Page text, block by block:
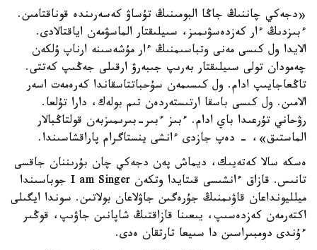
«دجەكي چاننىڭ جاڭا البومىنىڭ تۇساۋ كەسەرىندە قوناقتامىن.
ءبىزدىڭ ءار كەزدەسۋىمىز، سىيلىقتار الماسۋمەن اياقتالادى.
الايدا ول كىسى مەنى وتباسىمنىڭ ءار مۇشەسىنە ارناپ ۇلكەن
چەمودان تولى سىيلىقتار بەرىپ جىبەرۋ ارقىلى جەڭىپ كەتتى.
تاڭعاجايىپ ادام. ول كىسىمەن سۇحباتتاسقاندا كەرەمەت اسەر
الامىن. ول كىسى باسقا ارتىستەردەن تىم بولەك، دارا تۇلعا.
رۋحاني تۇرعىدا باي ادام. ءبىز ءبىر-بىرىمىزبەن قولتاڭبالار
الماستىق»، - دەپ جازدى ءانشى ينستاگرام پاراقشاسىندا.
ەسكە سالا كەتەيىك، ديماش پەن دجەكي چان بۇرىننان جاقسى
تانىس. قازاق ءانشىسى قىتايدا وتكەن I am Singer جوباسىندا
ميلليونداعان قاۋىمنىڭ جۇرەگىن جاۋلاعان بولاتىن. سوندا ايگىلى
اكتەرمەن كەزدەسىپ، يىعىنا قازاقتىڭ شاپانىن جاۋىپ، قوڭىر
ءۇندى دومبىراسىن دا سىيعا تارتقان ەدى.